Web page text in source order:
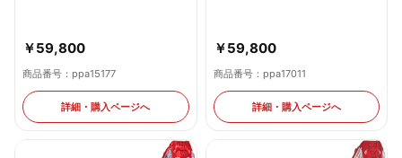
￥59,800
商品番号：ppa15177
詳細・購入ページへ
￥59,800
商品番号：ppa17011
詳細・購入ページへ